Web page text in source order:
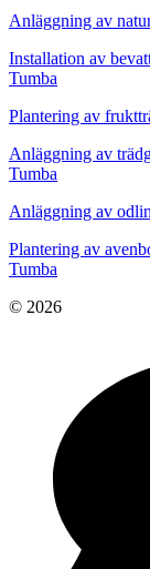
Anläggning av
Installation av
Tumba
Plantering av
Anläggning av
Tumba
Anläggning av
Plantering av
Tumba
© 2026